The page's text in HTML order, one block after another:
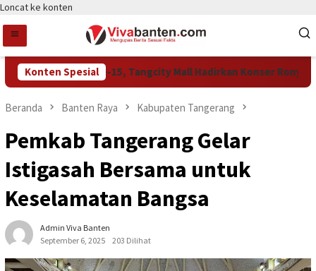
Loncat ke konten
Konten Spesial
Rayakan HUT Ke-15, Tangcity Mall Hadirkan Konser Rony
Beranda Banten Raya Kabupaten Tangerang
Pemkab Tangerang Gelar
Istigasah Bersama untuk
Keselamatan Bangsa
Admin Viva Banten
September 6, 2025
203 Dilihat